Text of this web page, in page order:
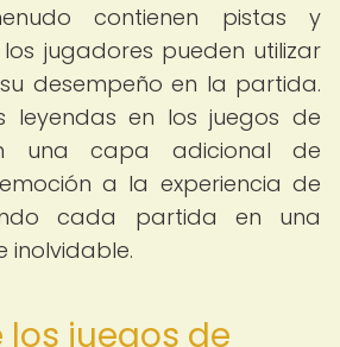
contienen pistas y
jugadores pueden utilizar
desempeño en la partida.
leyendas en los juegos de
una capa adicional de
a la experiencia de
cada partida en una
inolvidable.
los juegos de